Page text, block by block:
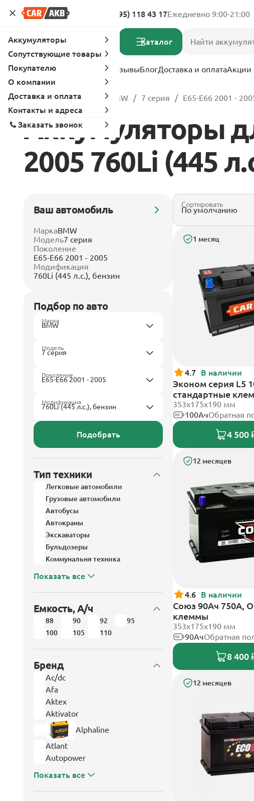
Адреса магазинов 8 (495) 118 43 17Ежедневно 9:00-21:00
Каталог
Услуги Вопрос-ответ ОтзывыБлогДоставка и оплатаАкции
Главная Каталог BMW 7 серия E65-E66 2001 -
Аккумуляторы
2005 760Li (445
Ваш автомобиль
МаркаBMW
Модель7 серия
Поколение
E65-E66 2001 - 2005
Модификация
760Li (445 л.с.), бензин
Подбор по авто
Марка
Модель
Поколение
Модификация
Подобрать
Тип техники
Легковые автомобили
Грузовые автомобили
Автобусы
Автокраны
Экскаваторы
Бульдозеры
Коммунальня техника
Показать все
Емкость, А/ч
88 90 92
95
100
105 110
Бренд
Ac/dc
Afa
Aktex
Aktivator
Alphaline
Atlant
Autopower
Показать все
Сортировать
1 месяц
4.7 В наличии
Эконом серия L5
стандартные
353х175х190 мм
100АчОбратная
4 500
12 месяцев
4.6 В наличии
Союз 90Ач 750А,
клеммы
353x175x190 мм
90АчОбратная
8 400
12 месяцев
Аккумуляторы
Сопутствующие товары
Покупателю
О компании
Доставка и оплата
Контакты и адреса
Заказать звонок